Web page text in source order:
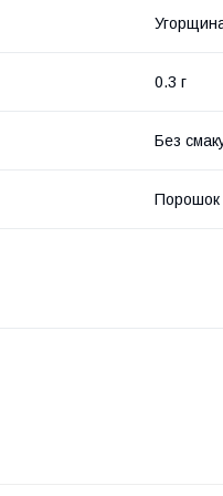
0.3 г
Без
Порошок